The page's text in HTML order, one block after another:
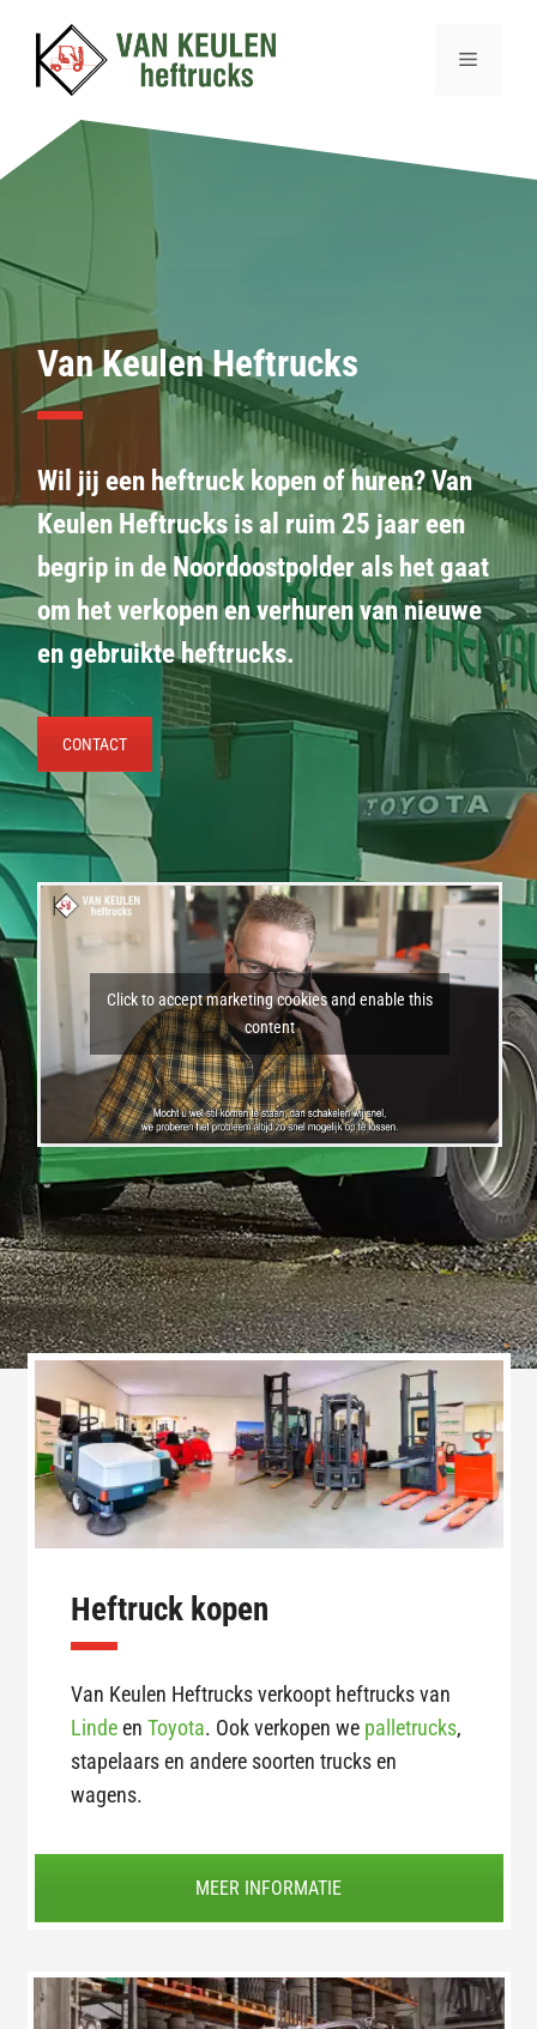
Menu
Van Keulen Heftrucks
Wil jij een heftruck kopen of huren? Van
Keulen Heftrucks is al ruim 25 jaar een
begrip in de Noordoostpolder als het gaat
om het verkopen en verhuren van nieuwe
en gebruikte heftrucks.
CONTACT
Click to accept marketing cookies and enable this
content
Heftruck kopen
Van Keulen Heftrucks verkoopt heftrucks van
Lindeen Toyota. Ook verkopen we palletrucks,
stapelaars en andere soorten trucks en
wagens.
MEER INFORMATIE